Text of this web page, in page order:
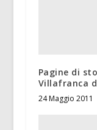
Pagine di
Villafranca
24 Maggio 2011